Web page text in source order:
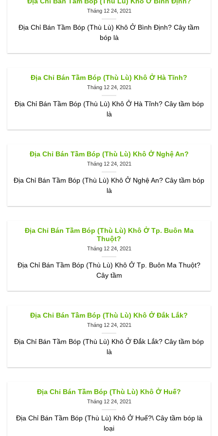
Tháng 12 24, 2021
Địa Chỉ Bán Tầm Bóp (Thù Lù) Khô Ở Bình Định? Cây tầm
bóp là
Địa Chỉ Bán Tầm Bóp (Thù Lù) Khô Ở Hà Tĩnh?
Tháng 12 24, 2021
Địa Chỉ Bán Tầm Bóp (Thù Lù) Khô Ở Hà Tĩnh? Cây tầm bóp
là
Địa Chỉ Bán Tầm Bóp (Thù Lù) Khô Ở Nghệ An?
Tháng 12 24, 2021
Địa Chỉ Bán Tầm Bóp (Thù Lù) Khô Ở Nghệ An? Cây tầm bóp
là
Địa Chỉ Bán Tầm Bóp (Thù Lù) Khô Ở Tp. Buôn Ma
Thuột?
Tháng 12 24, 2021
Địa Chỉ Bán Tầm Bóp (Thù Lù) Khô Ở Tp. Buôn Ma Thuột?
Cây tầm
Địa Chỉ Bán Tầm Bóp (Thù Lù) Khô Ở Đắk Lắk?
Tháng 12 24, 2021
Địa Chỉ Bán Tầm Bóp (Thù Lù) Khô Ở Đắk Lắk? Cây tầm bóp
là
Địa Chỉ Bán Tầm Bóp (Thù Lù) Khô Ở Huế?
Tháng 12 24, 2021
Địa Chỉ Bán Tầm Bóp (Thù Lù) Khô Ở Huế?\ Cây tầm bóp là
loại